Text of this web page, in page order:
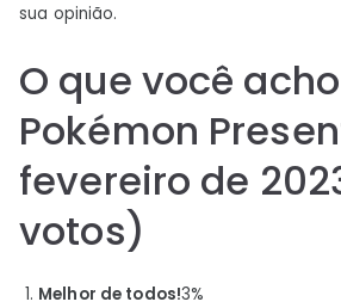
sua opinião.
O que você
Pokémon
fevereiro de
votos)
Melhor de todos!3%